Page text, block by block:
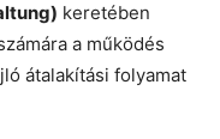
keretében
a működés
átalakítási folyamat